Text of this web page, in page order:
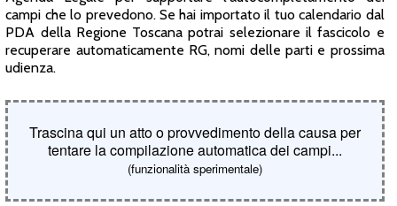
campi che lo prevedono. Se hai importato il tuo calendario dal
PDA della Regione Toscana potrai selezionare il fascicolo e
recuperare automaticamente RG, nomi delle parti e prossima
udienza.
Trascina qui un atto o provvedimento della causa per
tentare la compilazione automatica dei campi...
(funzionalità sperimentale)